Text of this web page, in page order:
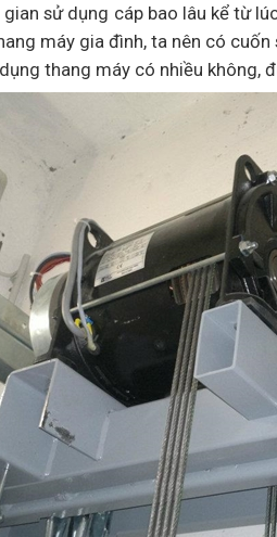
sử dụng cáp bao lâu kể từ
máy gia đình, ta nên có
thang máy có nhiều không,